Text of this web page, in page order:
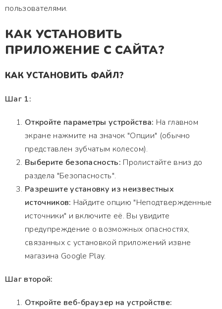
пользователями.
КАК УСТАНОВИТЬ
ПРИЛОЖЕНИЕ С САЙТА?
КАК УСТАНОВИТЬ ФАЙЛ?
Шаг 1:
Откройте параметры устройства: На главном
экране нажмите на значок "Опции" (обычно
представлен зубчатым колесом).
Выберите безопасность: Пролистайте вниз до
раздела "Безопасность".
Разрешите установку из неизвестных
источников: Найдите опцию "Неподтвержденные
источники" и включите её. Вы увидите
предупреждение о возможных опасностях,
связанных с установкой приложений извне
магазина Google Play.
Шаг второй:
Откройте веб-браузер на устройстве: